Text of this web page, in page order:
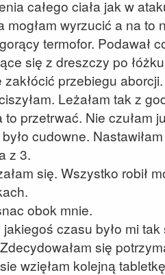
całego ciała jak w
mogłam wyrzucić a na to
termofor. Podawał
się z dreszczy po
przebiegu
Leżałam tak z
przetrwać. Nie czułam
cudowne.
z 3.
się. Wszystko robił
obok mnie.
czasu było mi
się
wzięłam kolejną